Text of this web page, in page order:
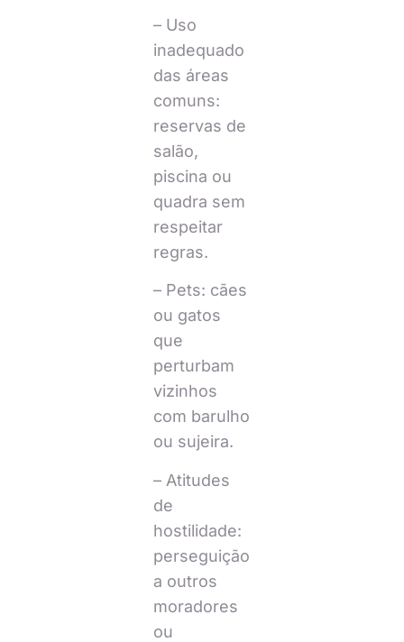
– Uso
inadequado
das áreas
comuns:
reservas de
salão,
piscina ou
quadra sem
respeitar
regras.
– Pets: cães
ou gatos
que
perturbam
vizinhos
com barulho
ou sujeira.
– Atitudes
de
hostilidade:
perseguição
a outros
moradores
ou